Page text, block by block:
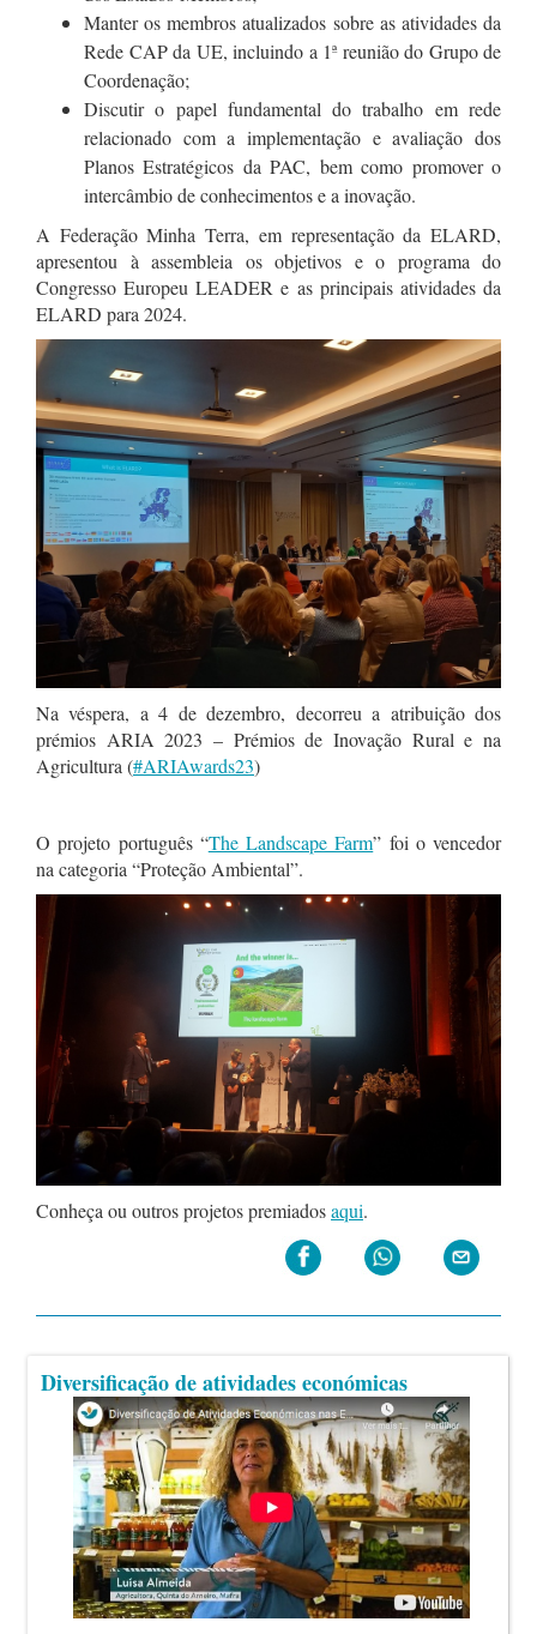
Manter os membros atualizados sobre as atividades da
Rede CAP da UE, incluindo a 1ª reunião do Grupo de
Coordenação;
Discutir o papel fundamental do trabalho em rede
relacionado com a implementação e avaliação dos
Planos Estratégicos da PAC, bem como promover o
intercâmbio de conhecimentos e a inovação.
A Federação Minha Terra, em representação da ELARD,
apresentou à assembleia os objetivos e o programa do
Congresso Europeu LEADER e as principais atividades da
ELARD para 2024.
Na véspera, a 4 de dezembro, decorreu a atribuição dos
prémios ARIA 2023 – Prémios de Inovação Rural e na
Agricultura (#ARIAwards23)
O projeto português “The Landscape Farm” foi o vencedor
na categoria “Proteção Ambiental”.
Conheça ou outros projetos premiadosaqui.
Diversificação de atividades económicas